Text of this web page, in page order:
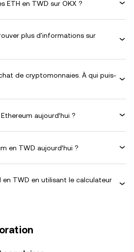
ETH en TWD sur OKX ?
plus d'informations sur
de cryptomonnaies. À qui puis-
aujourd’hui ?
en TWD aujourd’hui ?
TWD en utilisant le calculateur